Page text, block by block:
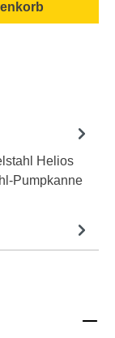
Helios
Pumpkanne